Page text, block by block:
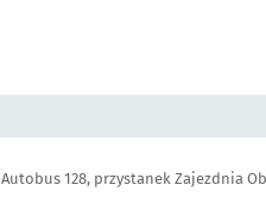
Autobus 128, przystanek Zajezdnia